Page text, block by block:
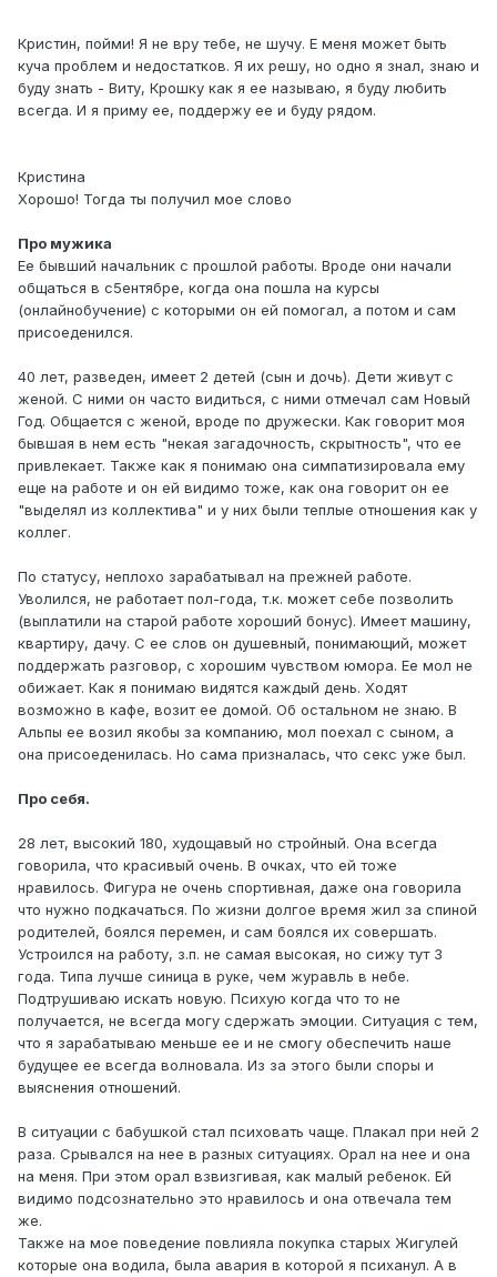
Кристин, пойми! Я не вру тебе, не шучу. E меня может быть
куча проблем и недостатков. Я их решу, но одно я знал, знаю и
буду знать - Виту, Крошку как я ее называю, я буду любить
всегда. И я приму ее, поддержу ее и буду рядом.
Кристина
Хорошо! Тогда ты получил мое слово
Про мужика
Ее бывший начальник с прошлой работы. Вроде они начали
общаться в с5ентябре, когда она пошла на курсы
(онлайнобучение) с которыми он ей помогал, а потом и сам
присоеденился.
40 лет, разведен, имеет 2 детей (сын и дочь). Дети живут с
женой. С ними он часто видиться, с ними отмечал сам Новый
Год. Общается с женой, вроде по дружески. Как говорит моя
бывшая в нем есть "некая загадочность, скрытность", что ее
привлекает. Также как я понимаю она симпатизировала ему
еще на работе и он ей видимо тоже, как она говорит он ее
"выделял из коллектива" и у них были теплые отношения как у
коллег.
По статусу, неплохо зарабатывал на прежней работе.
Уволился, не работает пол-года, т.к. может себе позволить
(выплатили на старой работе хороший бонус). Имеет машину,
квартиру, дачу. С ее слов он душевный, понимающий, может
поддержать разговор, с хорошим чувством юмора. Ее мол не
обижает. Как я понимаю видятся каждый день. Ходят
возможно в кафе, возит ее домой. Об остальном не знаю. В
Альпы ее возил якобы за компанию, мол поехал с сыном, а
она присоеденилась. Но сама призналась, что секс уже был.
Про себя.
28 лет, высокий 180, худощавый но стройный. Она всегда
говорила, что красивый очень. В очках, что ей тоже
нравилось. Фигура не очень спортивная, даже она говорила
что нужно подкачаться. По жизни долгое время жил за спиной
родителей, боялся перемен, и сам боялся их совершать.
Устроился на работу, з.п. не самая высокая, но сижу тут 3
года. Типа лучше синица в руке, чем журавль в небе.
Подтрушиваю искать новую. Психую когда что то не
получается, не всегда могу сдержать эмоции. Ситуация с тем,
что я зарабатываю меньше ее и не смогу обеспечить наше
будущее ее всегда волновала. Из за этого были споры и
выяснения отношений.
В ситуации с бабушкой стал психовать чаще. Плакал при ней 2
раза. Срывался на нее в разных ситуациях. Орал на нее и она
на меня. При этом орал взвизгивая, как малый ребенок. Ей
видимо подсознательно это нравилось и она отвечала тем
же.
Также на мое поведение повлияла покупка старых Жигулей
которые она водила, была авария в которой я психанул. А в